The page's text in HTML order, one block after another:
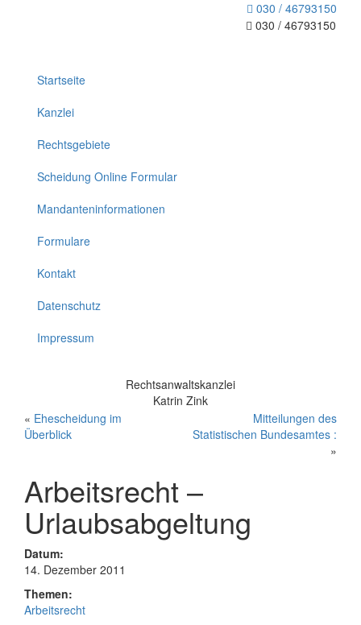
030 / 46793150
030 / 46793150
Startseite
Kanzlei
Rechtsgebiete
Scheidung Online Formular
Mandanteninformationen
Formulare
Kontakt
Datenschutz
Impressum
Rechtsanwaltskanzlei
Katrin Zink
« Ehescheidung im
Überblick
Mitteilungen des
Statistischen Bundesamtes :
»
Arbeitsrecht –
Urlaubsabgeltung
Datum:
14. Dezember 2011
Themen:
Arbeitsrecht